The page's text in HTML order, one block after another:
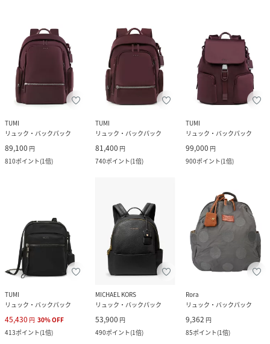
TUMI
リュック・バックパック
89,100 円
810ポイント(1倍)
TUMI
リュック・バックパック
81,400 円
740ポイント(1倍)
TUMI
リュック・バックパック
99,000 円
900ポイント(1倍)
TUMI
リュック・バックパック
45,430 円 30%OFF
413ポイント(1倍)
MICHAEL KORS
リュック・バックパック
53,900 円
490ポイント(1倍)
Rora
リュック・バックパック
9,362 円
85ポイント(1倍)